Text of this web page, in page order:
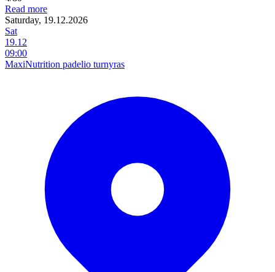
Read more
Saturday, 19.12.2026
Sat
19.12
09:00
MaxiNutrition padelio turnyras